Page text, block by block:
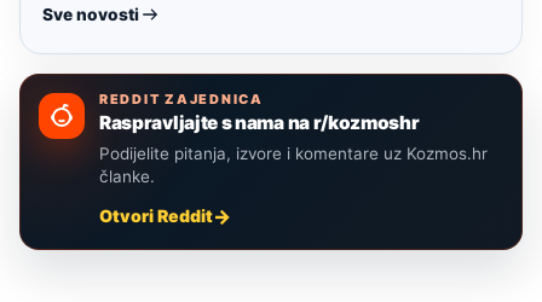
Sve novosti
REDDIT ZAJEDNICA
Raspravljajte s nama na r/kozmoshr
Podijelite pitanja, izvore i komentare uz Kozmos.hr
članke.
Otvori Reddit